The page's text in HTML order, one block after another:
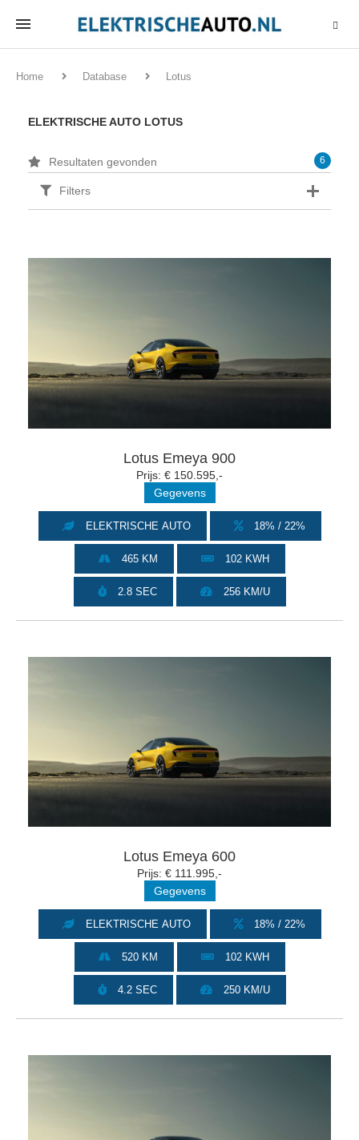
Home Database Lotus
ELEKTRISCHE AUTO LOTUS
Resultaten gevonden 6
Filters
Lotus Emeya 900
Prijs: € 150.595,-
Gegevens
ELEKTRISCHE AUTO 18% / 22%
465 KM 102 KWH
2.8 SEC 256 KM/U
Lotus Emeya 600
Prijs: € 111.995,-
Gegevens
ELEKTRISCHE AUTO 18% / 22%
520 KM 102 KWH
4.2 SEC 250 KM/U